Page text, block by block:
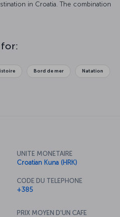
in Croatia. The combination
this beautiful city.
Bord de mer Natation
UNITE MONETAIRE
Croatian Kuna (HRK)
CODE DU TELEPHONE
+385
PRIX MOYEN D'UN CAFE